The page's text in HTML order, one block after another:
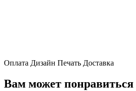
Оплата Дизайн Печать Доставка
Вам может понравиться